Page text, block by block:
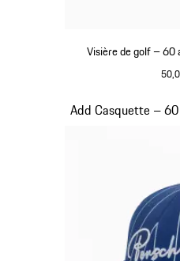
Visière de golf – 60
Add Casquette –
Diapositive 6 sur 20